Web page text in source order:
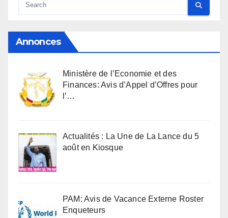
Annonces
Ministère de l’Economie et des
Finances: Avis d’Appel d’Offres pour
l’…
Actualités : La Une de La Lance du 5
août en Kiosque
PAM: Avis de Vacance Externe Roster
Enqueteurs